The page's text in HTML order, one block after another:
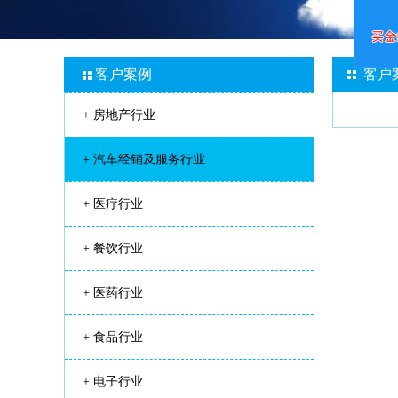
客户案例
+ 房地产行业
+ 汽车经销及服务行业
+ 医疗行业
+ 餐饮行业
+ 医药行业
+ 食品行业
+ 电子行业
客户